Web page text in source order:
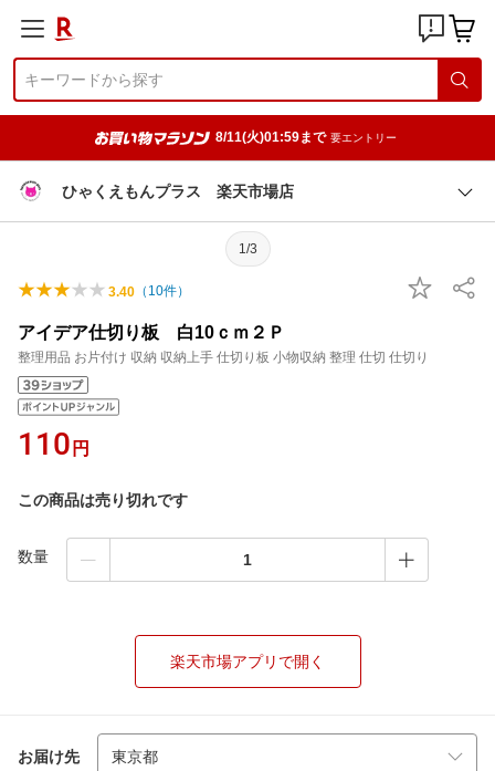
8/11(火)01:59まで 要エントリー
ひゃくえもんプラス 楽天市場店
1/3
3.40 （ 10件）
アイデア仕切り板 白10ｃｍ２Ｐ
整理用品 お片付け 収納 収納上手 仕切り板 小物収納 整理 仕切 仕切り
110 円
この商品は売り切れです
数量
楽天市場アプリで開く
お届け先